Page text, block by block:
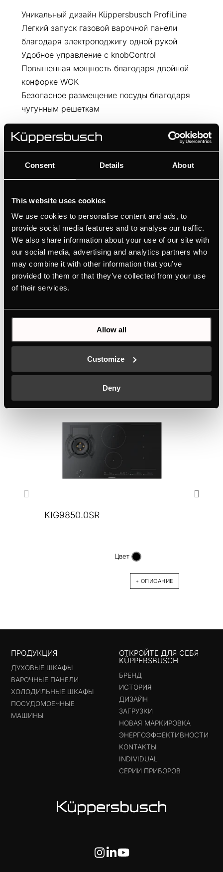
Consent Details About
This website uses cookies
We use cookies to personalise content and ads, to
provide social media features and to analyse our traffic.
We also share information about your use of our site with
our social media, advertising and analytics partners who
may combine it with other information that you’ve
provided to them or that they’ve collected from your use
of their services.
Allow all
Customize
Deny
Уникальный дизайн Küppersbusch ProfiLine
Легкий запуск газовой варочной панели
благодаря электроподжигу одной рукой
Удобное управление с knobControl
Повышенная мощность благодаря двойной
конфорке WOK
Безопасное размещение посуды благодаря
чугунным решеткам
Габаритные размеры
Электросоединение
KIG9850.0SR
Цвет
+ ОПИСАНИЕ
ПРОДУКЦИЯ
ДУХОВЫЕ ШКАФЫ
ВАРОЧНЫЕ ПАНЕЛИ
ХОЛОДИЛЬНЫЕ ШКАФЫ
ПОСУДОМОЕЧНЫЕ
МАШИНЫ
ОТКРОЙТЕ ДЛЯ СЕБЯ
KÜPPERSBUSCH
БРЕНД
ИСТОРИЯ
ДИЗАЙН
ЗАГРУЗКИ
НОВАЯ МАРКИРОВКА
ЭНЕРГОЭФФЕКТИВНОСТИ
KONTAKTЫ
INDIVIDUAL
СЕРИИ ПРИБОРОВ